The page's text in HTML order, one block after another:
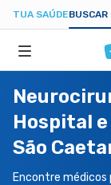
TUA SAÚDEBUSCAR
ESPECIALIDADES
HOSPITAIS
Hospital
São
Encontre médicos